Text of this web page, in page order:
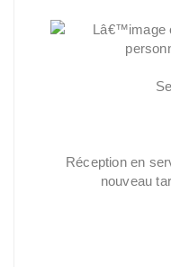
Réception en
nouveau